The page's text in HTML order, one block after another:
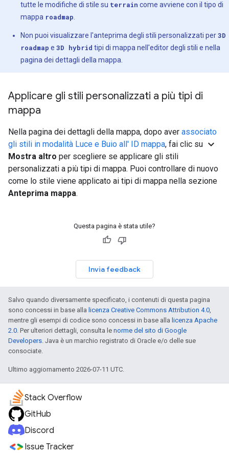
tutte le modifiche di stile su terrain come avviene con il tipo di
mappa roadmap.
Non puoi visualizzare l'anteprima degli stili personalizzati per3D
roadmap e 3D hybrid tipi di mappa nell'editor degli stili e nella
pagina dei dettagli della mappa.
Applicare gli stili personalizzati a più tipi di
mappa
Nella pagina dei dettagli della mappa, dopo aver associato
gli stili in modalità Luce e Buio all' ID mappa, fai clic su expand_more
Mostra altro per scegliere se applicare gli stili
personalizzati a più tipi di mappa. Puoi controllare di nuovo
come lo stile viene applicato ai tipi di mappa nella sezione
Anteprima mappa.
Questa pagina è stata utile?
Invia feedback
Salvo quando diversamente specificato, i contenuti di questa pagina
sono concessi in base alla licenza Creative Commons Attribution 4.0,
mentre gli esempi di codice sono concessi in base alla licenza Apache
2.0. Per ulteriori dettagli, consulta le norme del sito di Google
Developers. Java è un marchio registrato di Oracle e/o delle sue
consociate.
Ultimo aggiornamento 2026-07-11 UTC.
Stack Overflow
GitHub
Discord
Issue Tracker